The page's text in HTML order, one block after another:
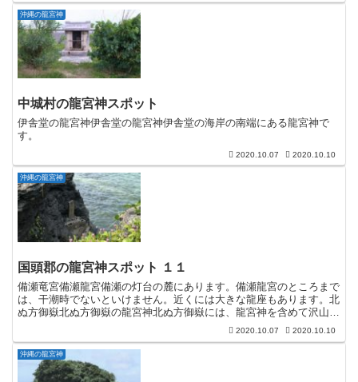
沖縄の龍宮神
中城村の龍宮神スポット
伊舎堂の龍宮神伊舎堂の龍宮神伊舎堂の海岸の南端にある龍宮神で
す。
2020.10.07 2020.10.10
沖縄の龍宮神
国頭郡の龍宮神スポット １１
備瀬竜宮備瀬龍宮備瀬の灯台の麓にあります。備瀬龍宮のところまで
は、干潮時でないといけません。近くには大きな龍座もあります。北
ぬ方御嶽北ぬ方御嶽の龍宮神北ぬ方御嶽には、龍宮神を含めて沢山の
神様を祀っているようです。酉龍権現御先龍宮神酉龍権現御...
2020.10.07 2020.10.10
沖縄の龍宮神